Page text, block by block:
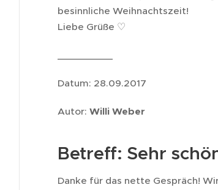
besinnliche Weihnachtszeit!
Liebe Grüße ♡
Datum: 28.09.2017
Autor: Willi Weber
Betreff: Sehr
Danke für das nette Gespräch!